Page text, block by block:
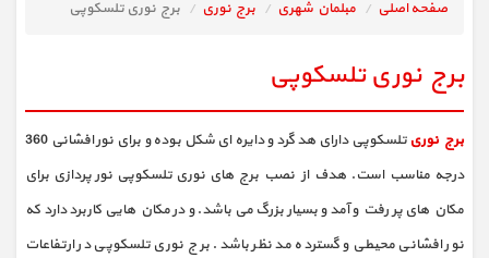
صفحه اصلی مبلمان شهری برج نوری برج نوری تلسکوپی
برج نوری تلسکوپی
برج نوری
تلسکوپی دارای هد گرد و دایره ای شکل بوده و برای نور افشانی 360
درجه مناسب است. هدف از نصب برج های نوری تلسکوپی نور پردازی برای
مکان های پر رفت و آمد و بسیار بزرگ می باشد. و در مکان هایی کاربرد دارد که
نور افشانی محیطی و گسترده مد نظر باشد. برج نوری تلسکوپی در ارتفاعات